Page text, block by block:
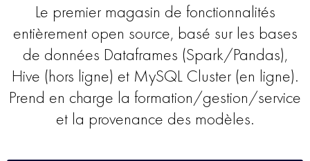
Le premier magasin de fonctionnalités
entièrement open source, basé sur les bases
de données Dataframes (Spark/Pandas),
Hive (hors ligne) et MySQL Cluster (en ligne).
Prend en charge la formation/gestion/service
et la provenance des modèles.